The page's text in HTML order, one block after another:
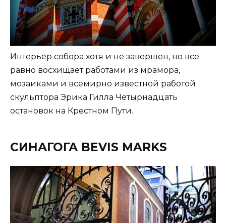
Интерьер собора хотя и не завершен, но все
равно восхищает работами из мрамора,
мозаиками и всемирно известной работой
скульптора Эрика Гилла Четырнадцать
остановок на Крестном Пути.
СИНАГОГА BEVIS MARKS